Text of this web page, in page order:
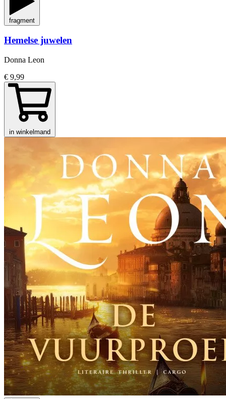
fragment
Hemelse juwelen
Donna Leon
€ 9,99
in winkelmand